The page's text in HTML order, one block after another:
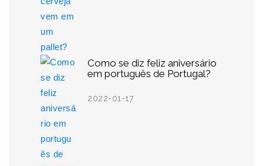
Como se diz feliz aniversário
em português de Portugal?
2022-01-17